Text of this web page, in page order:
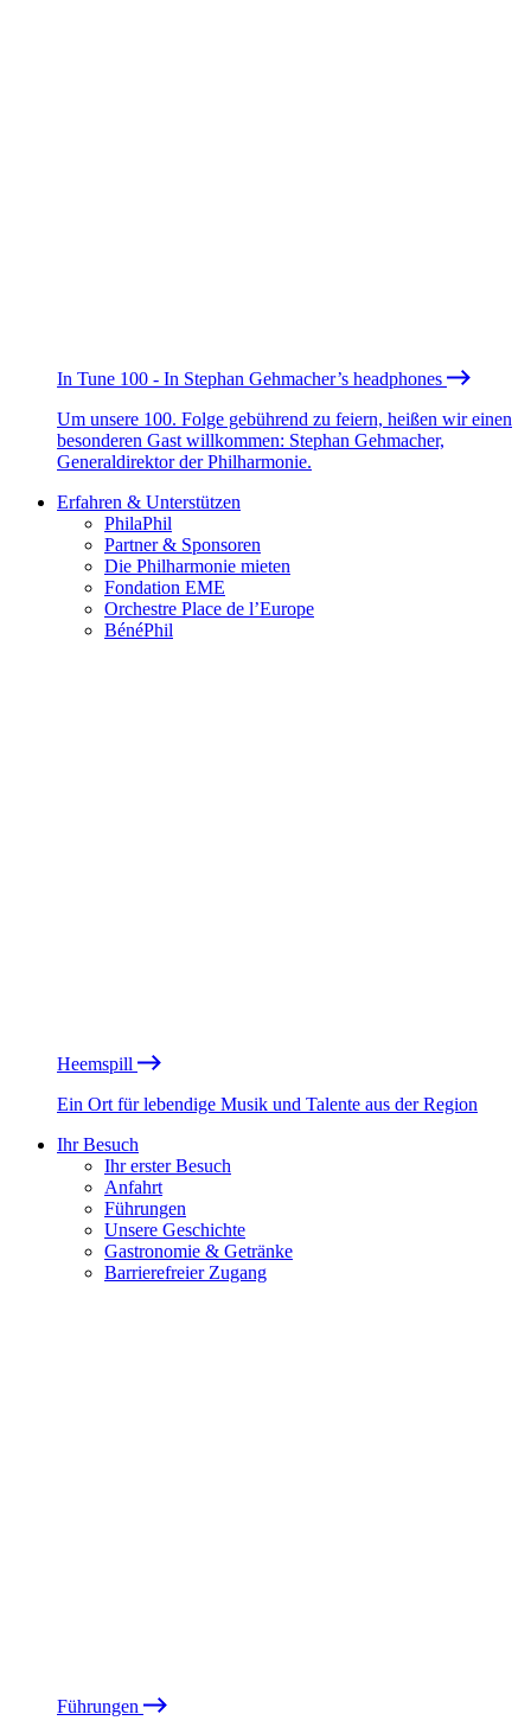
In Tune 100 - In Stephan Gehmacher’s headphones
Um unsere 100. Folge gebührend zu feiern, heißen wir einen
besonderen Gast willkommen: Stephan Gehmacher,
Generaldirektor der Philharmonie.
Erfahren & Unterstützen
PhilaPhil
Partner & Sponsoren
Die Philharmonie mieten
Fondation EME
Orchestre Place de l’Europe
BénéPhil
Heemspill
Ein Ort für lebendige Musik und Talente aus der Region
Ihr Besuch
Ihr erster Besuch
Anfahrt
Führungen
Unsere Geschichte
Gastronomie & Getränke
Barrierefreier Zugang
Führungen